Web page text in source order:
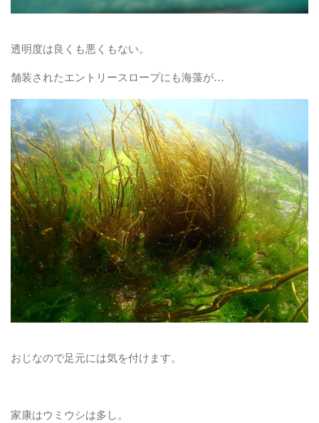
透明度は良くも悪くもない。
舗装されたエントリースロープにも海藻が…
おじなので足元には気を付けます。
家康はウミウシは多し。